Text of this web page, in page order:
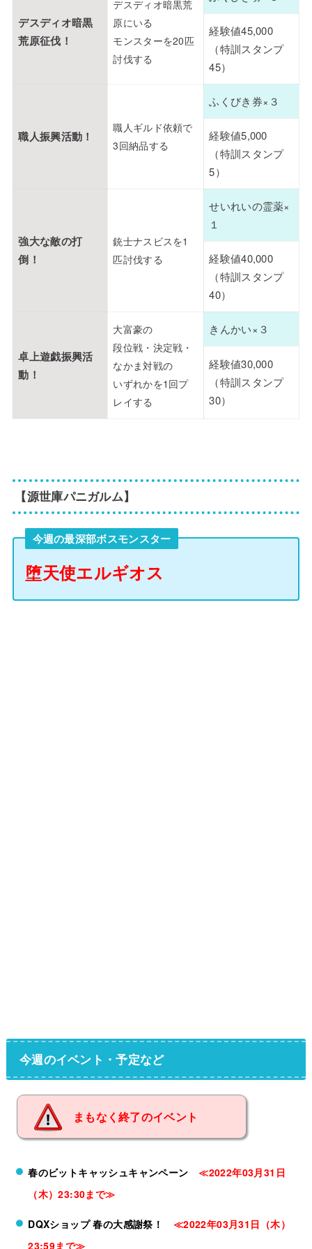
デスディオ暗黒
荒原征伐！
デスディオ暗黒荒
原にいる
モンスターを20匹
討伐する
経験値45,000
（特訓スタンプ
45）
職人振興活動！
職人ギルド依頼で
3回納品する
ふくびき券×３
経験値5,000
（特訓スタンプ
5）
強大な敵の打
倒！
銃士ナスビスを1
匹討伐する
せいれいの霊薬×
１
経験値40,000
（特訓スタンプ
40）
卓上遊戯振興活
動！
大富豪の
段位戦・決定戦・
なかま対戦の
いずれかを1回プ
レイする
きんかい×３
経験値30,000
（特訓スタンプ
30）
【源世庫パニガルム】
今週の最深部ボスモンスター
堕天使エルギオス
今週のイベント・予定など
まもなく終了のイベント
春のビットキャッシュキャンペーン≪2022年03月31日
（木）23:30まで≫
DQXショップ 春の大感謝祭！ ≪2022年03月31日（木）
23:59まで≫